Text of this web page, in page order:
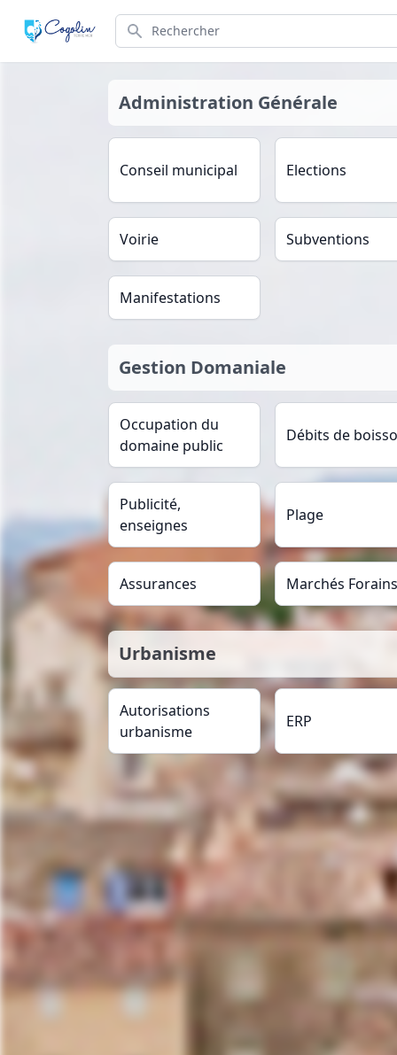
Search
Administration Générale
Conseil municipal Elections
Voirie Subventions
Manifestations
Gestion Domaniale
Occupation du
domaine public
Débits de
Publicité,
enseignes
Plage
Assurances Marchés Forains
Urbanisme
Autorisations
urbanisme
ERP